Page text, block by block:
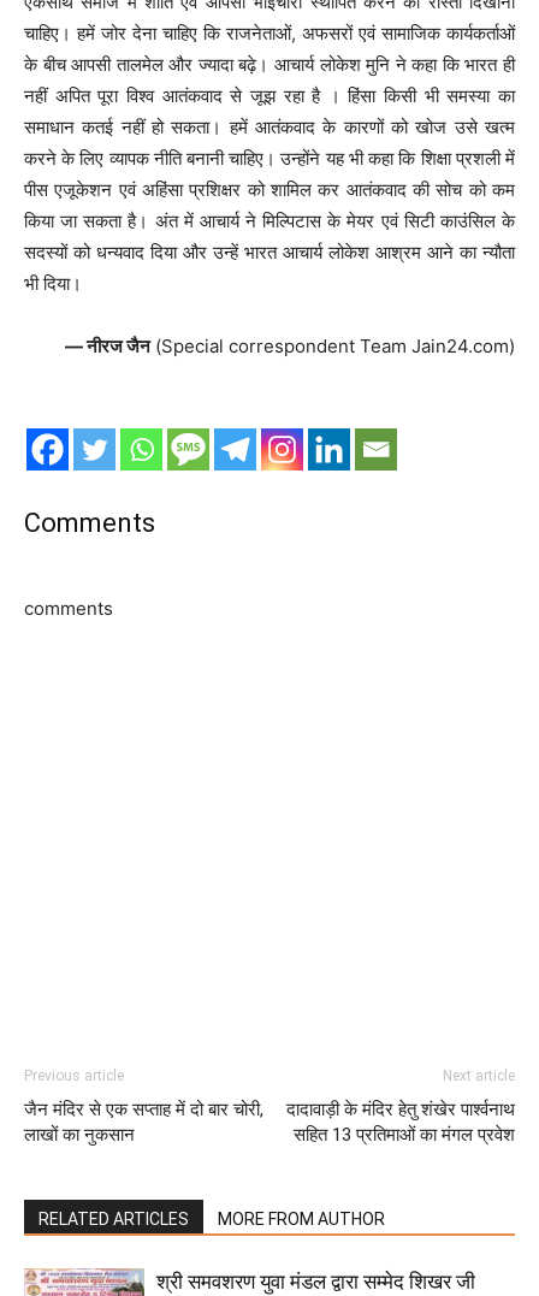
चाहिए। हमें जोर देना चाहिए कि राजनेताओं, अफसरों एवं सामाजिक कार्यकर्ताओं
के बीच आपसी तालमेल और ज्यादा बढ़े। आचार्य लोकेश मुनि ने कहा कि भारत ही
नहीं अपित पूरा विश्व आतंकवाद से जूझ रहा है । हिंसा किसी भी समस्या का
समाधान कतई नहीं हो सकता। हमें आतंकवाद के कारणों को खोज उसे खत्म
करने के लिए व्यापक नीति बनानी चाहिए। उन्होंने यह भी कहा कि शिक्षा प्रशली में
पीस एजूकेशन एवं अहिंसा प्रशिक्षर को शामिल कर आतंकवाद की सोच को कम
किया जा सकता है। अंत में आचार्य ने मिल्पिटास के मेयर एवं सिटी काउंसिल के
सदस्यों को धन्यवाद दिया और उन्हें भारत आचार्य लोकेश आश्रम आने का न्यौता
भी दिया।
— नीरज जैन(Special correspondent Team Jain24.com)
Comments
comments
Previous article
जैन मंदिर से एक सप्ताह में दो बार चोरी,
लाखों का नुकसान
Next article
दादावाड़ी के मंदिर हेतु शंखेर पार्श्वनाथ
सहित 13 प्रतिमाओं का मंगल प्रवेश
RELATED ARTICLES MORE FROM AUTHOR
श्री समवशरण युवा मंडल द्वारा सम्मेद शिखर जी